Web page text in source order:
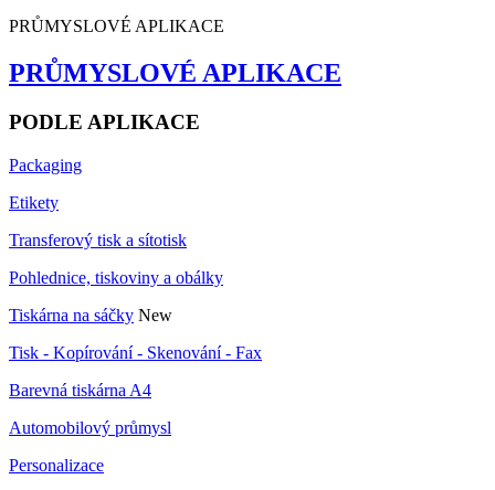
PRŮMYSLOVÉ APLIKACE
PRŮMYSLOVÉ APLIKACE
PODLE APLIKACE
Packaging
Etikety
Transferový tisk a sítotisk
Pohlednice, tiskoviny a obálky
Tiskárna na sáčky New
Tisk - Kopírování - Skenování - Fax
Barevná tiskárna A4
Automobilový průmysl
Personalizace